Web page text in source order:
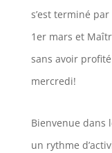
s’est terminé
1er mars et
sans avoir
mercredi!
Bienvenue dans
un rythme